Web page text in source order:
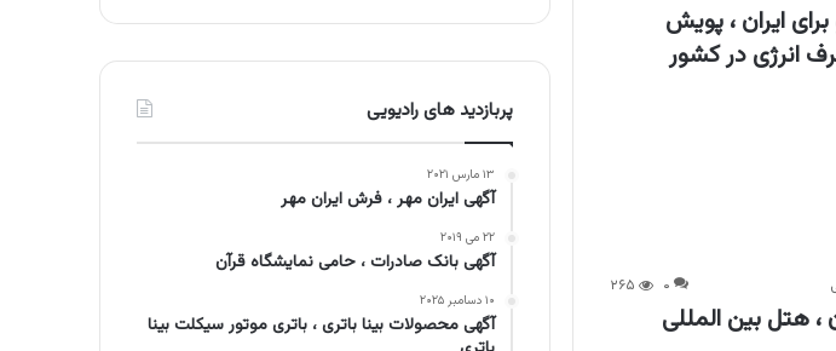
ایران ، پویش
انرژی در کشور
۰ ۲۶۵
هتل بین المللی
پربازدید های رادیویی
۱۳ مارس ۲۰۲۱
آگهی ایران مهر ، فرش ایران مهر
۲۲ می ۲۰۱۹
آگهی بانک صادرات ، حامی نمایشگاه قرآن
۱۰ دسامبر ۲۰۲۵
آگهی محصولات بینا باتری ، باتری موتور سیکلت بینا